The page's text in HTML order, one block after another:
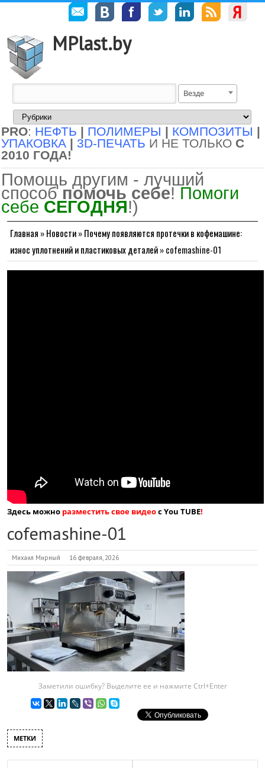
MPlast.by
Везде
PRO: НЕФТЬ | ПОЛИМЕРЫ | КОМПОЗИТЫ |
УПАКОВКА | 3D-ПЕЧАТЬ И НЕ ТОЛЬКО С
2010 ГОДА!
Помощь другим - лучший
способ помочь себе! Помоги
себе СЕГОДНЯ!)
Главная »Новости»Почему появляются протечки в кофемашине:
износ уплотнений и пластиковых деталей»cofemashine-01
Здесь можно разместить свое видеос You TUBE!
cofemashine-01
Михаил Мирный 16 февраля, 2026
Заметили ошибку? Выделите ее и нажмите Ctrl+Enter
МЕТКИ